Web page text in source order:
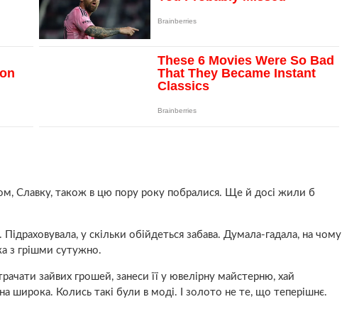
Славку, також в цю пору року побралися. Ще й досі жили б
у скільки обійдеться забава. Думала-гадала, на чому
з грішми сутужно.
зайвих грошей, занеси її у ювелірну майстерню, хай
широка. Колись такі були в моді. І золото не те, що теперішнє.